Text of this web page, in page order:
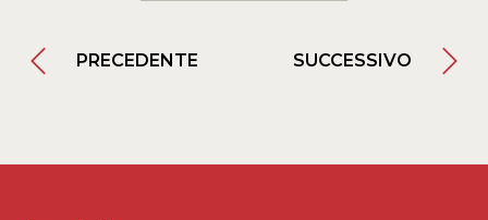
PRECEDENTE SUCCESSIVO